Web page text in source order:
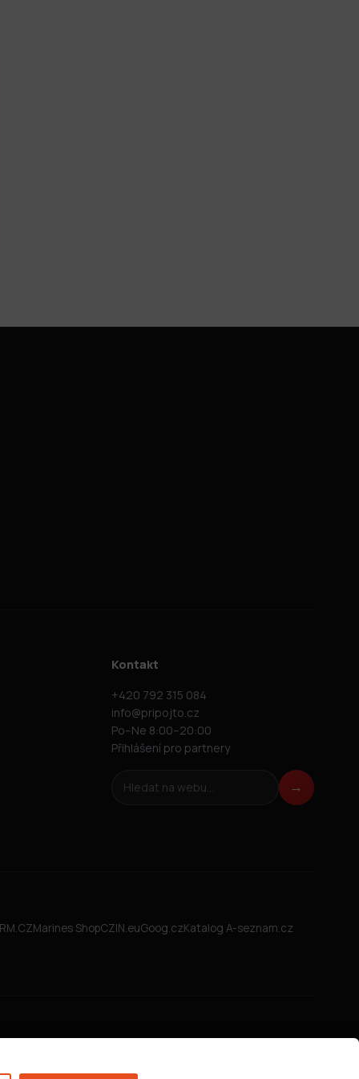
Kontakt
+420 792 315 084
info@pripojto.cz
Po–Ne 8:00–20:00
Přihlášení pro partnery
Hledat na webu →
Marines ShopCZIN.euGoog.czKatalog A-seznam.cz